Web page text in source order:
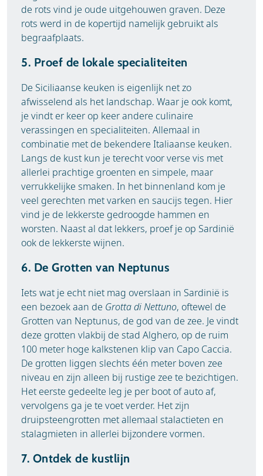
de rots vind je oude uitgehouwen graven. Deze
rots werd in de kopertijd namelijk gebruikt als
begraafplaats.
5. Proef de lokale specialiteiten
De Siciliaanse keuken is eigenlijk net zo
afwisselend als het landschap. Waar je ook komt,
je vindt er keer op keer andere culinaire
verassingen en specialiteiten. Allemaal in
combinatie met de bekendere Italiaanse keuken.
Langs de kust kun je terecht voor verse vis met
allerlei prachtige groenten en simpele, maar
verrukkelijke smaken. In het binnenland kom je
veel gerechten met varken en saucijs tegen. Hier
vind je de lekkerste gedroogde hammen en
worsten. Naast al dat lekkers, proef je op Sardinië
ook de lekkerste wijnen.
6. De Grotten van Neptunus
Iets wat je echt niet mag overslaan in Sardinië is
een bezoek aan de Grotta di Nettuno, oftewel de
Grotten van Neptunus, de god van de zee. Je vindt
deze grotten vlakbij de stad Alghero, op de ruim
100 meter hoge kalkstenen klip van Capo Caccia.
De grotten liggen slechts één meter boven zee
niveau en zijn alleen bij rustige zee te bezichtigen.
Het eerste gedeelte leg je per boot of auto af,
vervolgens ga je te voet verder. Het zijn
druipsteengrotten met allemaal stalactieten en
stalagmieten in allerlei bijzondere vormen.
7. Ontdek de kustlijn